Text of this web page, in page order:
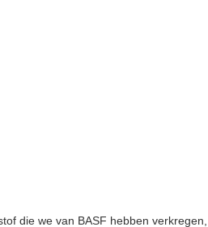
die we van BASF hebben